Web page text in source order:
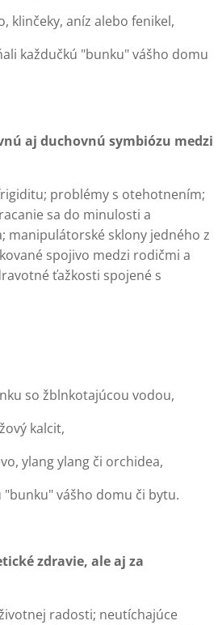
klinčeky, aníz alebo fenikel,
každučkú "bunku" vášho domu
aj duchovnú symbiózu medzi
problémy s otehotnením;
sa do minulosti a
manipulátorské sklony jedného z
spojivo medzi rodičmi a
ťažkosti spojené s
so žblnkotajúcou vodou,
kalcit,
ylang ylang či orchidea,
vášho domu či bytu.
zdravie, ale aj za
radosti; neutíchajúce